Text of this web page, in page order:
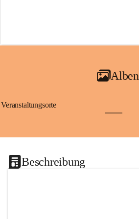
Alben
Veranstaltungsorte
Beschreibung